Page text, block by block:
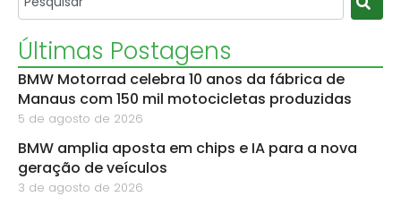
Últimas Postagens
BMW Motorrad celebra 10 anos da fábrica de
Manaus com 150 mil motocicletas produzidas
5 de agosto de 2026
BMW amplia aposta em chips e IA para a nova
geração de veículos
3 de agosto de 2026